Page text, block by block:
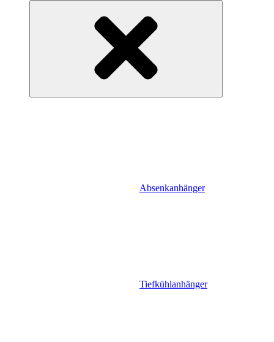
Absenkanhänger
Tiefkühlanhänger